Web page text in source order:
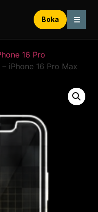
Boka ☰
16 Pro
iPhone 16 Pro Max